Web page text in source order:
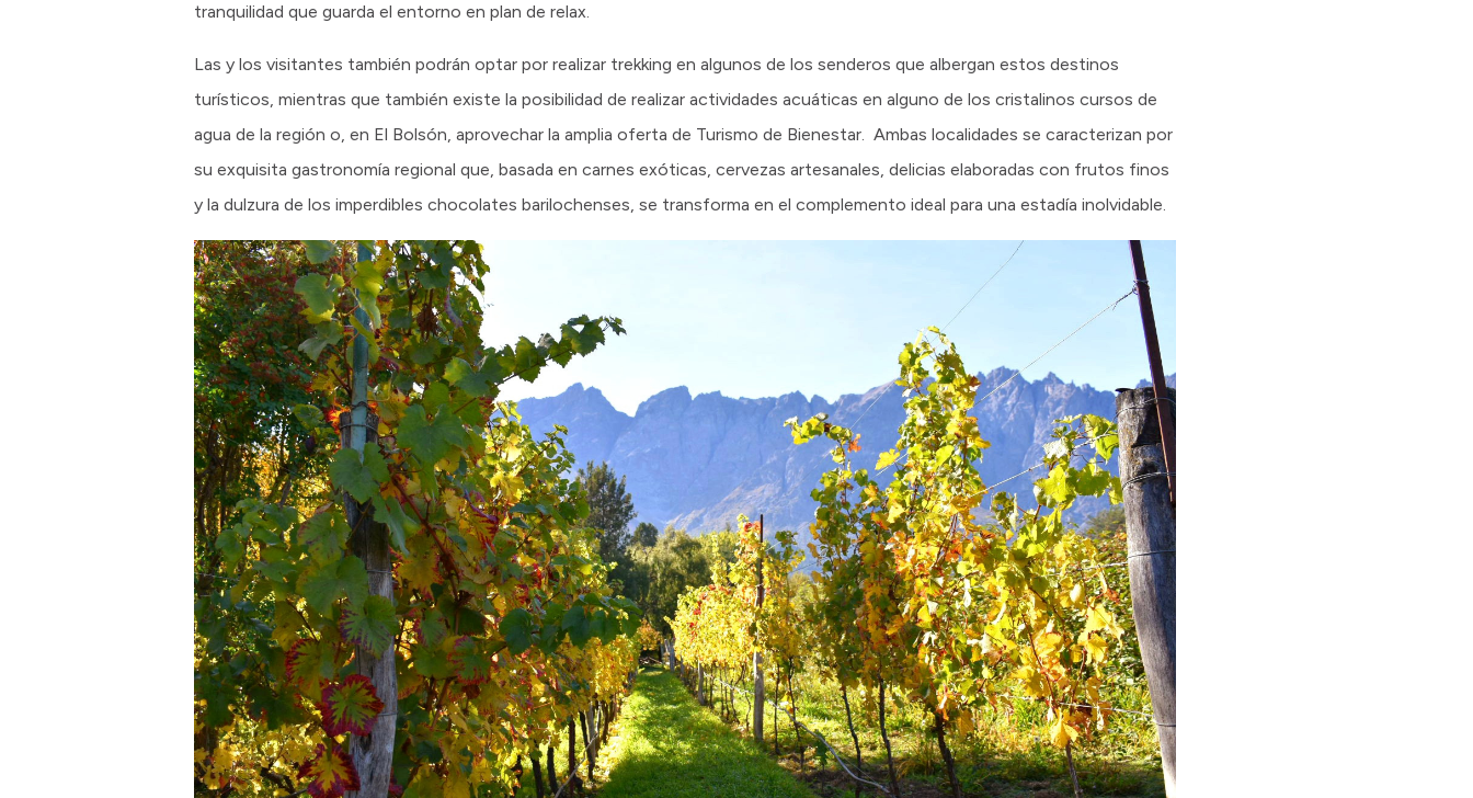
tranquilidad que guarda el entorno en plan de relax.
Las y los visitantes también podrán optar por realizar trekking en algunos de los senderos que albergan estos destinos
turísticos, mientras que también existe la posibilidad de realizar actividades acuáticas en alguno de los cristalinos cursos de
agua de la región o, en El Bolsón, aprovechar la amplia oferta de Turismo de Bienestar. Ambas localidades se caracterizan por
su exquisita gastronomía regional que, basada en carnes exóticas, cervezas artesanales, delicias elaboradas con frutos finos
y la dulzura de los imperdibles chocolates barilochenses, se transforma en el complemento ideal para una estadía inolvidable.